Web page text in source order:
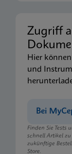
Zugriff
Hier
und
Bei
Finden Sie Tests
schnell Artikel
zukünftige
Store.